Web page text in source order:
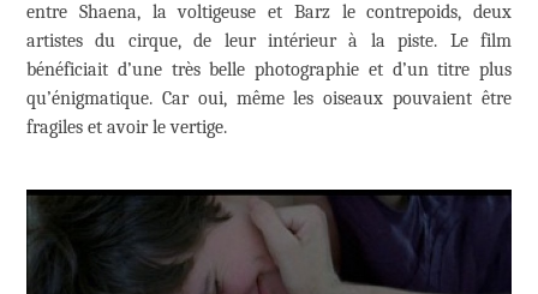
entre Shaena, la voltigeuse et Barz le contrepoids, deux
artistes du cirque, de leur intérieur à la piste. Le film
bénéficiait d’une très belle photographie et d’un titre plus
qu’énigmatique. Car oui, même les oiseaux pouvaient être
fragiles et avoir le vertige.